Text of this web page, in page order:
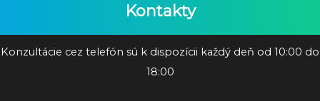
Kontakty
Konzultácie cez telefón sú k dispozícii každý deň od 10:00 do
18:00